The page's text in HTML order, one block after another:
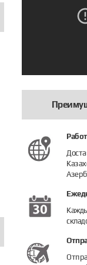
Corken FD-150
300 000 руб.